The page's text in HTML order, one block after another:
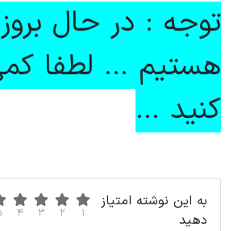
توجه : در حال
هستیم ... لطفا
کنید ...
به این نوشته امتیاز
دهید
1
2
3
4